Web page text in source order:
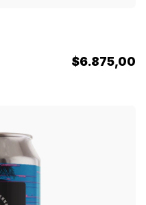
$6.875,00